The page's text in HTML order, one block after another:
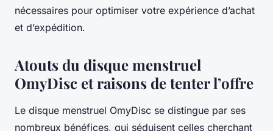
nécessaires pour optimiser votre expérience d’achat
et d’expédition.
Atouts du disque menstruel
OmyDisc et raisons de tenter l’offre
Le disque menstruel OmyDisc se distingue par ses
nombreux bénéfices, qui séduisent celles cherchant